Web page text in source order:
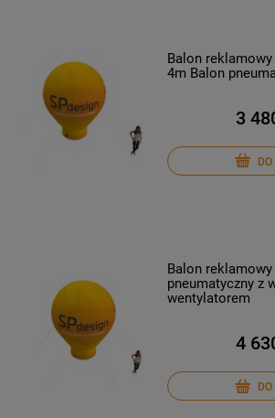
Balon
4m Balon
3
Balon reklamowy
pneumatyczny z
wentylatorem
4